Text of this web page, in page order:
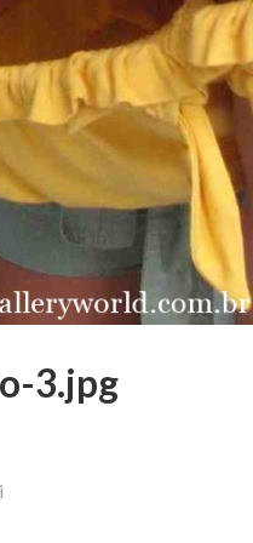
3.jpg